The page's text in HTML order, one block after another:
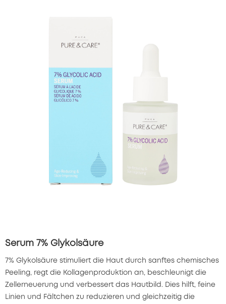
Serum 7% Glykolsäure
7% Glykolsäure stimuliert die Haut durch sanftes chemisches
Peeling, regt die Kollagenproduktion an, beschleunigt die
Zellerneuerung und verbessert das Hautbild. Dies hilft, feine
Linien und Fältchen zu reduzieren und gleichzeitig die